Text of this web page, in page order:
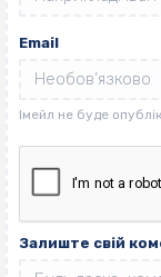
Email
Залиште свій